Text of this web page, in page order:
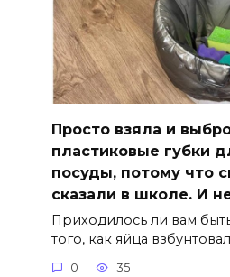
Просто взяла и
пластиковые губки
посуды, потому что
сказали в школе. И
Приходилось ли вам
того, как яйца
0 35